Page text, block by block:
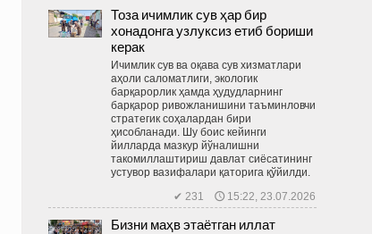
Тоза ичимлик сув ҳар бир
хонадонга узлуксиз етиб бориши
керак
Ичимлик сув ва оқава сув хизматлари
аҳоли саломатлиги, экологик
барқарорлик ҳамда ҳудудларнинг
барқарор ривожланишини таъминловчи
стратегик соҳалардан бири
ҳисобланади. Шу боис кейинги
йилларда мазкур йўналишни
такомиллаштириш давлат сиёсатининг
устувор вазифалари қаторига қўйилди.
✔ 231 🕔 15:22, 23.07.2026
Бизни маҳв этаётган иллат